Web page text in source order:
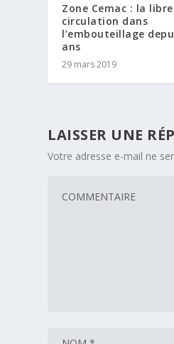
Zone Cemac : la libre
circulation dans
l’embouteillage
ans
29 mars 2019
LAISSER UNE
Votre adresse e-mail ne